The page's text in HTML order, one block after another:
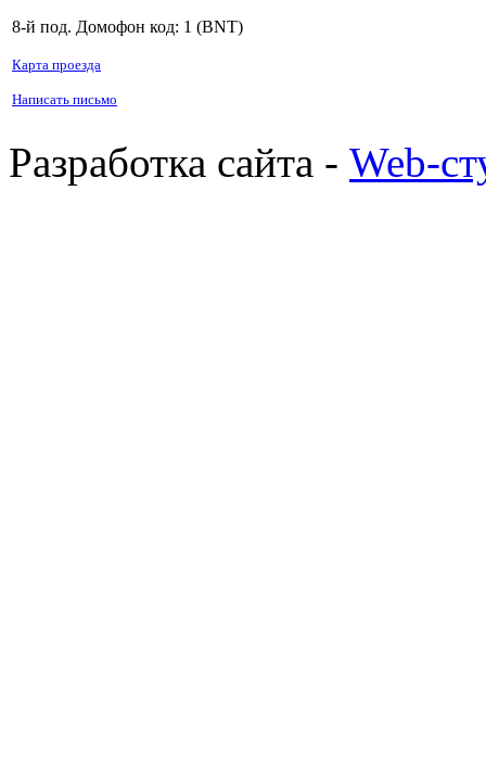
8-й под. Домофон код: 1 (BNT)
Карта проезда
Написать письмо
Разработка сайта - Web-